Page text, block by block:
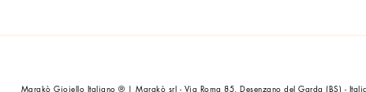
Marakò Gioiello Italiano ® | Marakò srl - Via Roma 85, Desenzano del Garda (BS) -